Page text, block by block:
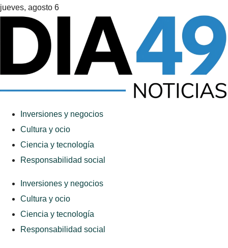
jueves, agosto 6
Inversiones y negocios
Cultura y ocio
Ciencia y tecnología
Responsabilidad social
Inversiones y negocios
Cultura y ocio
Ciencia y tecnología
Responsabilidad social